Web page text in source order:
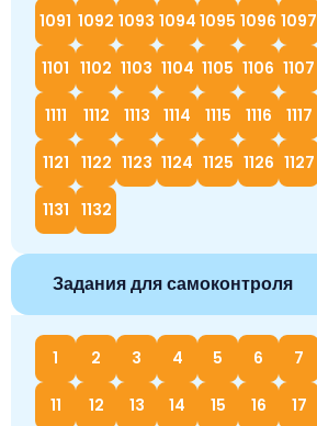
1091 1092 1093 1094 1095 1096 1097
1101 1102 1103 1104 1105 1106 1107
1111 1112 1113 1114 1115 1116 1117
1121 1122 1123 1124 1125 1126 1127
1131 1132
Задания для самоконтроля
1 2 3 4 5 6 7
11 12 13 14 15 16 17